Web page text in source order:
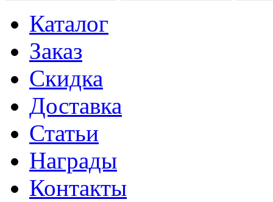
Каталог
Заказ
Скидка
Доставка
Статьи
Награды
Контакты